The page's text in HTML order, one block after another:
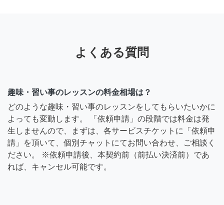
よくある質問
趣味・習い事のレッスンの料金相場は？
どのような趣味・習い事のレッスンをしてもらいたいかに
よっても変動します。 「依頼申請」の段階では料金は発
生しませんので、まずは、各サービスチケットに「依頼申
請」を頂いて、個別チャットにてお問い合わせ、ご相談く
ださい。 ※依頼申請後、本契約前（前払い決済前）であ
れば、キャンセル可能です。